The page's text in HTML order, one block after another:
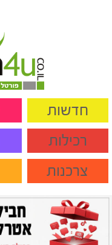
חדשות
רכילות
צרכנות